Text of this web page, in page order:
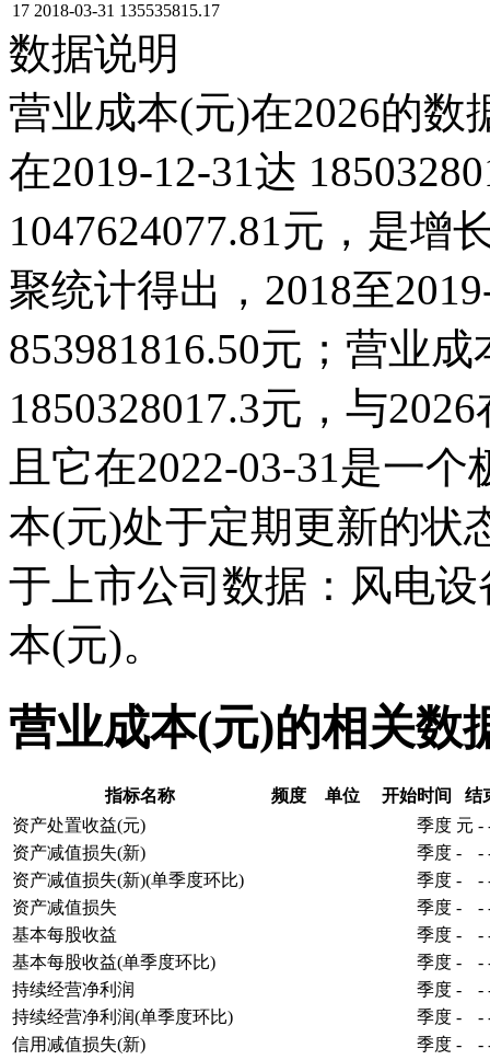
17 2018-03-31 135535815.17
数据说明
营业成本(元)在2026的数
在2019-12-31达
1047624077.81元，是增
聚统计得出，2018至
853981816.50元；营业
1850328017.3元，与
且它在2022-03-31是一
本(元)处于定期更新的状
于上市公司数据：风电
本(元)。
营业成本(元)的相关数
指标名称 频度 单位 开始时间
结
资产处置收益(元)
季度 元 -
资产减值损失(新)
季度 - -
资产减值损失(新)(单季度环比)
季度 - -
资产减值损失
季度 - -
基本每股收益
季度 - -
基本每股收益(单季度环比)
季度 - -
持续经营净利润
季度 - -
持续经营净利润(单季度环比)
季度 - -
信用减值损失(新)
季度 - -